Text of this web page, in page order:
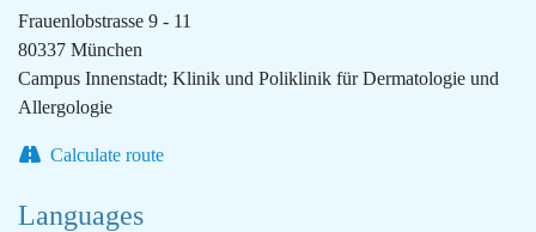
Frauenlobstrasse 9 - 11
80337 München
Campus Innenstadt; Klinik und Poliklinik für Dermatologie und
Allergologie
Calculate route
Languages